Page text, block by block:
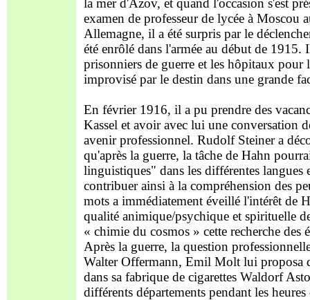
la mer d'Azov, et quand l'occasion s'est
examen de professeur de lycée à Moscou
Allemagne, il a été surpris par le
été enrôlé dans l'armée au début de 1915.
prisonniers de guerre et les hôpitaux pour
improvisé par le destin dans une grande
En février 1916, il a pu prendre des
Kassel et avoir avec lui une conversation
avenir professionnel. Rudolf Steiner a
qu'après la guerre, la tâche de Hahn
linguistiques" dans les différentes langues
contribuer ainsi à la compréhension des
mots a immédiatement éveillé l'intérêt de
qualité animique/psychique et spirituelle
« chimie du cosmos » cette recherche des
Après la guerre, la question
Walter Offermann, Emil Molt lui proposa
dans sa fabrique de cigarettes Waldorf
différents départements pendant les